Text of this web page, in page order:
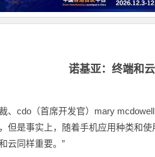
诺基亚：终端和
、cdo（首席开发官）mary
但是事实上，随着手机应用种类和
云同样重要。”